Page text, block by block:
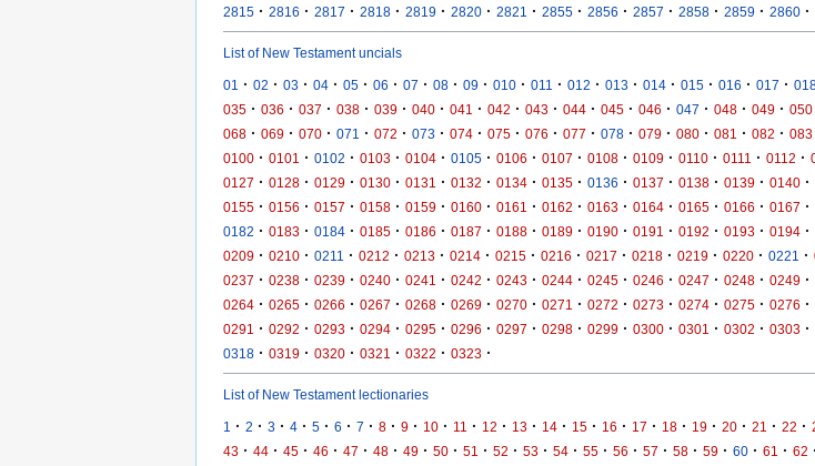
2815 · 2816 · 2817 · 2818 · 2819 · 2820 · 2821 · 2855 · 2856 · 2857 · 2858 · 2859 · 2860 ·
List of New Testament uncials
01 · 02 · 03 · 04 · 05 · 06 · 07 · 08 · 09 · 010 · 011 · 012 · 013 · 014 · 015 · 016 · 017 ·
035 · 036 · 037 · 038 · 039 · 040 · 041 · 042 · 043 · 044 · 045 · 046 · 047 · 048 · 049 · 050
068 · 069 · 070 · 071 · 072 · 073 · 074 · 075 · 076 · 077 · 078 · 079 · 080 · 081 · 082 · 083
0100 · 0101 · 0102 · 0103 · 0104 · 0105 · 0106 · 0107 · 0108 · 0109 · 0110 · 0111 · 0112 ·
0127 · 0128 · 0129 · 0130 · 0131 · 0132 · 0134 · 0135 · 0136 · 0137 · 0138 · 0139 · 0140 ·
0155 · 0156 · 0157 · 0158 · 0159 · 0160 · 0161 · 0162 · 0163 · 0164 · 0165 · 0166 · 0167 ·
0182 · 0183 · 0184 · 0185 · 0186 · 0187 · 0188 · 0189 · 0190 · 0191 · 0192 · 0193 · 0194 ·
0209 · 0210 · 0211 · 0212 · 0213 · 0214 · 0215 · 0216 · 0217 · 0218 · 0219 · 0220 · 0221 ·
0237 · 0238 · 0239 · 0240 · 0241 · 0242 · 0243 · 0244 · 0245 · 0246 · 0247 · 0248 · 0249 ·
0264 · 0265 · 0266 · 0267 · 0268 · 0269 · 0270 · 0271 · 0272 · 0273 · 0274 · 0275 · 0276 ·
0291 · 0292 · 0293 · 0294 · 0295 · 0296 · 0297 · 0298 · 0299 · 0300 · 0301 · 0302 · 0303 ·
0318 · 0319 · 0320 · 0321 · 0322 · 0323 ·
List of New Testament lectionaries
1 · 2 · 3 · 4 · 5 · 6 · 7 · 8 · 9 · 10 · 11 · 12 · 13 · 14 · 15 · 16 · 17 · 18 · 19 · 20 · 21 · 22 ·
43 · 44 · 45 · 46 · 47 · 48 · 49 · 50 · 51 · 52 · 53 · 54 · 55 · 56 · 57 · 58 · 59 · 60 · 61 · 62 ·